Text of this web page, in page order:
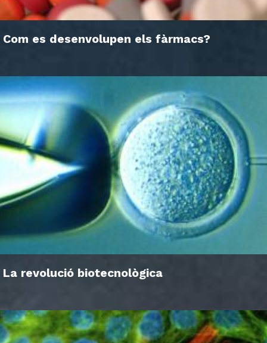
Com es desenvolupen els fàrmacs?
La revolució biotecnològica